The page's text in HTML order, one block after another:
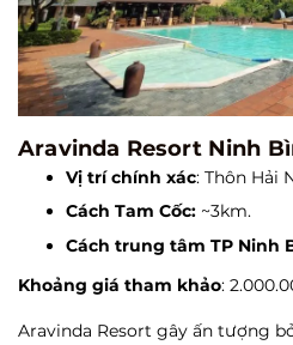
Aravinda Resort Ninh
Vị trí chính xác: Thôn Hải
Cách Tam Cốc: ~3km.
Cách trung tâm TP Ninh
Khoảng giá tham khảo:
Aravinda Resort gây ấn tượng